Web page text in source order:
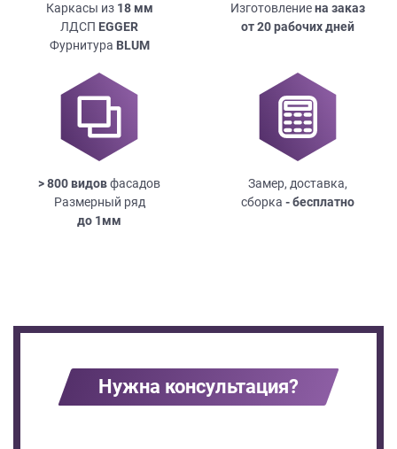
Каркасы из 18мм
ЛДСП EGGER
Фурнитура BLUM
Изготовлениена заказ
от 20 рабочих дней
> 800 видовфасадов
Размерный ряд
до 1мм
Замер, доставка,
сборка - бесплатно
Нужна консультация?